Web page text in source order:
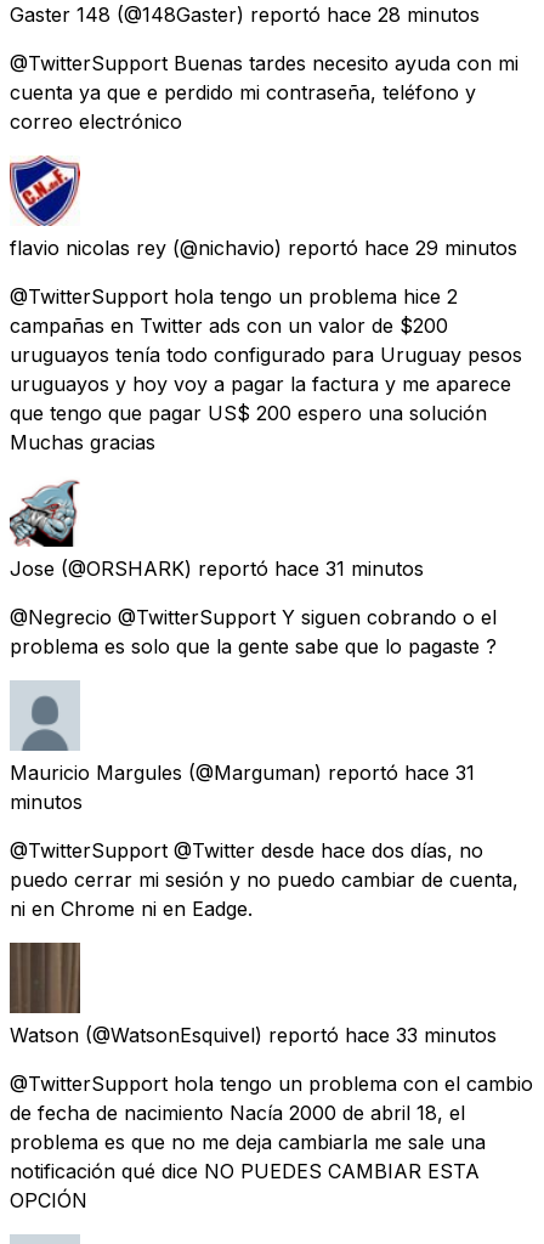
Gaster 148 (@148Gaster) reportó hace 28 minutos
@TwitterSupport Buenas tardes necesito ayuda con mi
cuenta ya que e perdido mi contraseña, teléfono y
correo electrónico
flavio nicolas rey (@nichavio) reportó hace 29 minutos
@TwitterSupport hola tengo un problema hice 2
campañas en Twitter ads con un valor de $200
uruguayos tenía todo configurado para Uruguay pesos
uruguayos y hoy voy a pagar la factura y me aparece
que tengo que pagar US$ 200 espero una solución
Muchas gracias
Jose (@ORSHARK) reportó hace 31 minutos
@Negrecio @TwitterSupport Y siguen cobrando o el
problema es solo que la gente sabe que lo pagaste ?
Mauricio Margules (@Marguman) reportó hace 31
minutos
@TwitterSupport @Twitter desde hace dos días, no
puedo cerrar mi sesión y no puedo cambiar de cuenta,
ni en Chrome ni en Eadge.
Watson (@WatsonEsquivel) reportó hace 33 minutos
@TwitterSupport hola tengo un problema con el cambio
de fecha de nacimiento Nacía 2000 de abril 18, el
problema es que no me deja cambiarla me sale una
notificación qué dice NO PUEDES CAMBIAR ESTA
OPCIÓN